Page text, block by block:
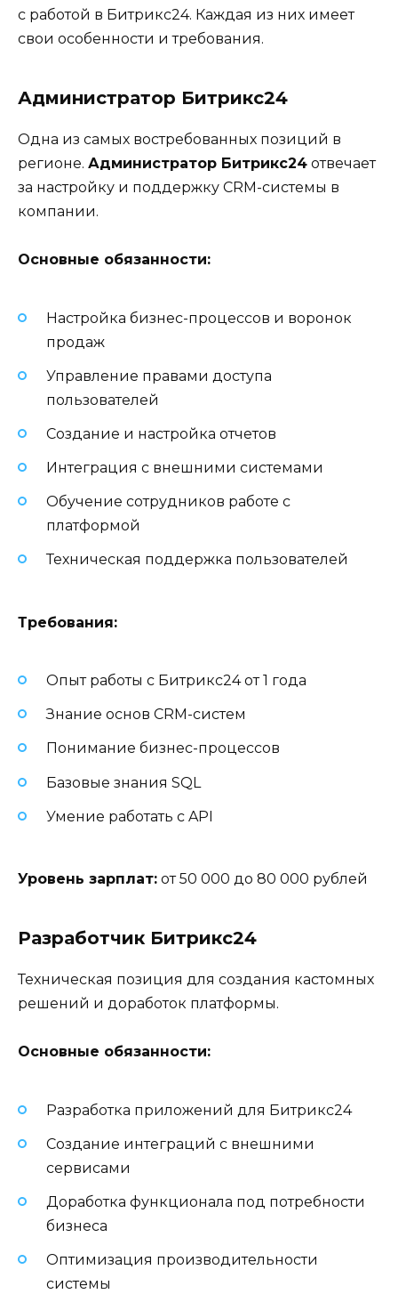
с работой в Битрикс24. Каждая из них имеет
свои особенности и требования.
Администратор Битрикс24
Одна из самых востребованных позиций в
регионе. Администратор Битрикс24 отвечает
за настройку и поддержку CRM-системы в
компании.
Основные обязанности:
Настройка бизнес-процессов и воронок
продаж
Управление правами доступа
пользователей
Создание и настройка отчетов
Интеграция с внешними системами
Обучение сотрудников работе с
платформой
Техническая поддержка пользователей
Требования:
Опыт работы с Битрикс24 от 1 года
Знание основ CRM-систем
Понимание бизнес-процессов
Базовые знания SQL
Умение работать с API
Уровень зарплат: от 50 000 до 80 000 рублей
Разработчик Битрикс24
Техническая позиция для создания кастомных
решений и доработок платформы.
Основные обязанности:
Разработка приложений для Битрикс24
Создание интеграций с внешними
сервисами
Доработка функционала под потребности
бизнеса
Оптимизация производительности
системы